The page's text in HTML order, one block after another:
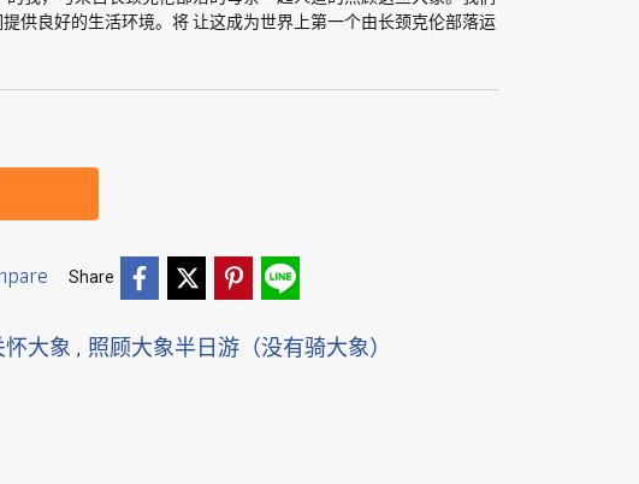
供良好的生活环境。将 让这成为世界上第一个由长颈克伦部落运
Share
大象 , 照顾大象半日游（没有骑大象）